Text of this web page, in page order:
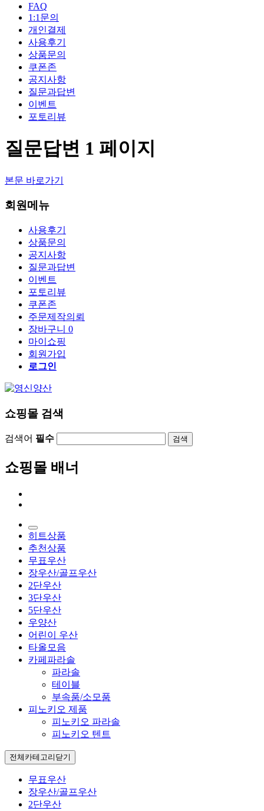
FAQ
1:1문의
개인결제
사용후기
상품문의
쿠폰존
공지사항
질문과답변
이벤트
포토리뷰
질문답변 1 페이지
본문 바로가기
회원메뉴
사용후기
상품문의
공지사항
질문과답변
이벤트
포토리뷰
쿠폰존
주문제작의뢰
장바구니 0
마이쇼핑
회원가입
로그인
쇼핑몰 검색
검색어 필수 검색
쇼핑몰 배너
히트상품
추천상품
무표우산
장우산/골프우산
2단우산
3단우산
5단우산
우양산
어린이 우산
타올모음
카페파라솔
파라솔
테이블
부속품/소모품
피노키오 제품
피노키오 파라솔
피노키오 텐트
전체카테고리 닫기
무표우산
장우산/골프우산
2단우산